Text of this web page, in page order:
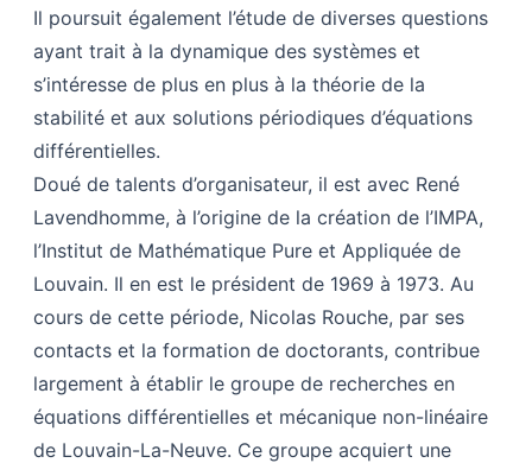
Il poursuit également l’étude de diverses questions
ayant trait à la dynamique des systèmes et
s’intéresse de plus en plus à la théorie de la
stabilité et aux solutions périodiques d’équations
différentielles.
Doué de talents d’organisateur, il est avec René
Lavendhomme, à l’origine de la création de l’IMPA,
l’Institut de Mathématique Pure et Appliquée de
Louvain. Il en est le président de 1969 à 1973. Au
cours de cette période, Nicolas Rouche, par ses
contacts et la formation de doctorants, contribue
largement à établir le groupe de recherches en
équations différentielles et mécanique non-linéaire
de Louvain-La-Neuve. Ce groupe acquiert une